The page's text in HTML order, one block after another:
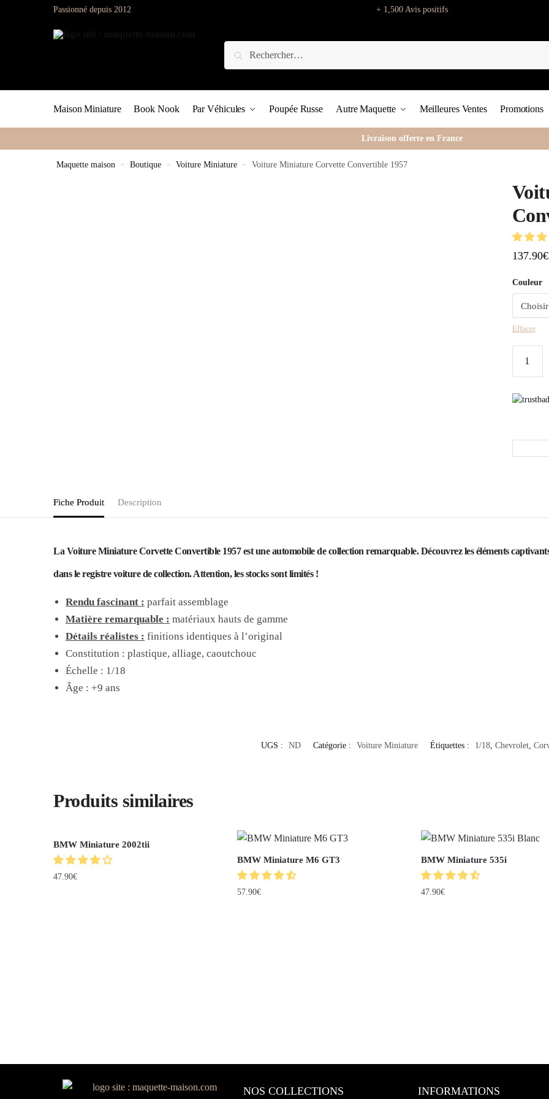
Passionné depuis 2012 + 1,500 Avis positifs
Maison Miniature Book Nook Par Véhicules Poupée Russe Autre Maquette Meilleures Ventes Promotions
Livraison offerte en France
Maquette maison » Boutique » Voiture Miniature » Voiture Miniature Corvette Convertible 1957
137.90€
Couleur
Effacer
Fiche Produit Description
La Voiture Miniature Corvette Convertible 1957 est une automobile de collection remarquable. Découvrez les éléments
dans le registre voiture de collection. Attention, les stocks sont limités !
Rendu fascinant : parfait assemblage
Matière remarquable : matériaux hauts de gamme
Détails réalistes : finitions identiques à l’original
Constitution : plastique, alliage, caoutchouc
Échelle : 1/18
Âge : +9 ans
UGS : ND Catégorie : Voiture Miniature Étiquettes : 1/18, Chevrolet,
Produits similaires
BMW Miniature 2002tii
47.90€
BMW Miniature M6 GT3
57.90€
BMW Miniature 535i
47.90€
NOS COLLECTIONS INFORMATIONS